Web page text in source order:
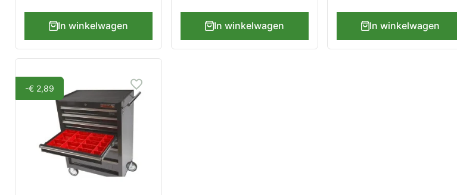
In winkelwagen In winkelwagen In winkelwagen
-€ 2,89